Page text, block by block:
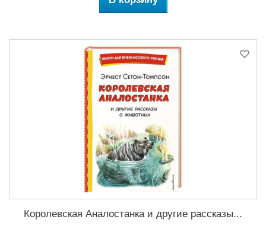
Королевская Аналостанка и другие рассказы...